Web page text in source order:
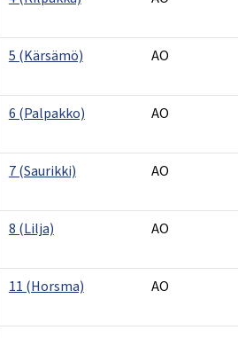
5 (Kärsämö) AO
6 (Palpakko) AO
7 (Saurikki) AO
8 (Lilja) AO
11 (Horsma) AO